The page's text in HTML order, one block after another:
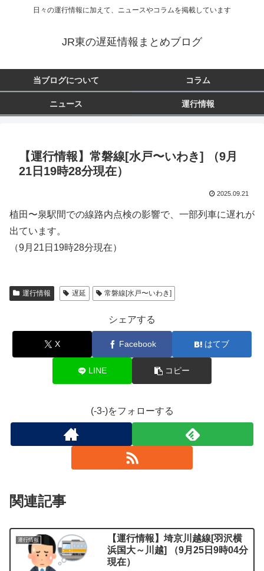
日々の運行情報に加えて、ニュースやコラムを掲載しています
JR東の遅延情報まとめブログ
当ブログについて コラム
ニュース 運行情報
【運行情報】常磐線[水戸〜いわき] （9月
21日19時28分現在）
2025.09.21
植田〜泉駅間での線路内点検の影響で、一部列車に遅れが
出ています。
（9月21日19時28分現在）
運行情報 遅延 常磐線[水戸〜いわき]
シェアする
X Facebook はてブ
LINE コピー
(-3-)をフォローする
関連記事
運行情報
【運行情報】埼京川越線[羽沢横
浜国大～川越] （9月25日9時04分
現在）